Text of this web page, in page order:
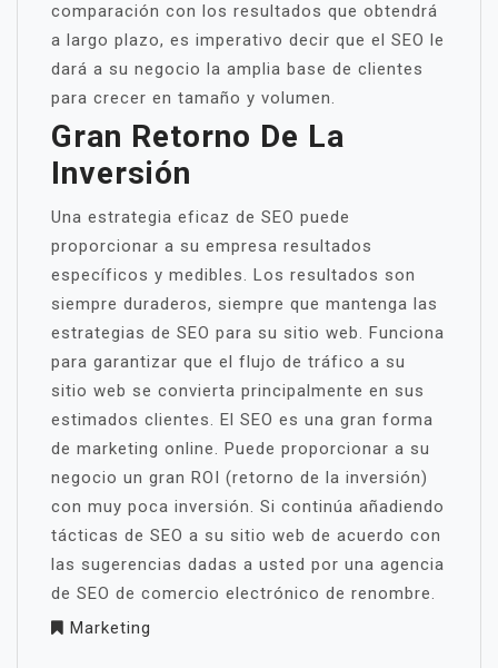
comparación con los resultados que obtendrá
a largo plazo, es imperativo decir que el SEO le
dará a su negocio la amplia base de clientes
para crecer en tamaño y volumen.
Gran Retorno De La
Inversión
Una estrategia eficaz de SEO puede
proporcionar a su empresa resultados
específicos y medibles. Los resultados son
siempre duraderos, siempre que mantenga las
estrategias de SEO para su sitio web. Funciona
para garantizar que el flujo de tráfico a su
sitio web se convierta principalmente en sus
estimados clientes. El SEO es una gran forma
de marketing online. Puede proporcionar a su
negocio un gran ROI (retorno de la inversión)
con muy poca inversión. Si continúa añadiendo
tácticas de SEO a su sitio web de acuerdo con
las sugerencias dadas a usted por una agencia
de SEO de comercio electrónico de renombre.
Marketing